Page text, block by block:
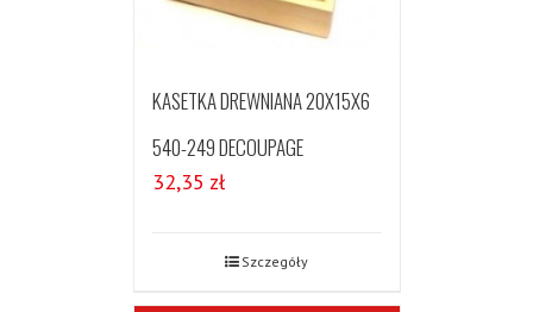
KASETKA DREWNIANA 20X15X6
540-249 DECOUPAGE
32,35 zł
Szczegóły